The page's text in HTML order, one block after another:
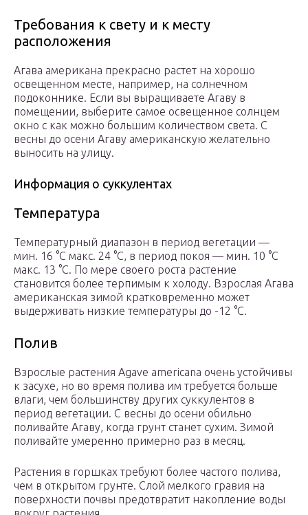
Требования к свету и к месту
расположения
Агава американа прекрасно растет на хорошо
освещенном месте, например, на солнечном
подоконнике. Если вы выращиваете Агаву в
помещении, выберите самое освещенное солнцем
окно с как можно большим количеством света. С
весны до осени Агаву американскую желательно
выносить на улицу.
Информация о суккулентах
Температура
Температурный диапазон в период вегетации —
мин. 16 °C макс. 24 °C, в период покоя — мин. 10 °C
макс. 13 °C. По мере своего роста растение
становится более терпимым к холоду. Взрослая Агава
американская зимой кратковременно может
выдерживать низкие температуры до -12 °C.
Полив
Взрослые растения Agave americana очень устойчивы
к засухе, но во время полива им требуется больше
влаги, чем большинству других суккулентов в
период вегетации. С весны до осени обильно
поливайте Агаву, когда грунт станет сухим. Зимой
поливайте умеренно примерно раз в месяц.
Растения в горшках требуют более частого полива,
чем в открытом грунте. Слой мелкого гравия на
поверхности почвы предотвратит накопление воды